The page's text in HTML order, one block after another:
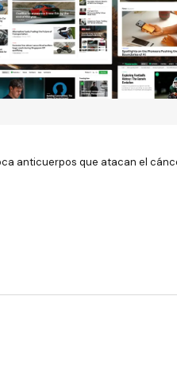
anticuerpos que atacan el